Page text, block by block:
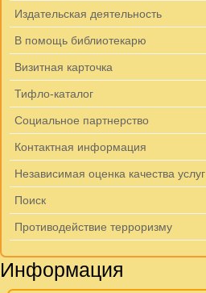
Издательская деятельность
В помощь библиотекарю
Визитная карточка
Тифло-каталог
Социальное партнерство
Контактная информация
Независимая оценка качества услуг
Поиск
Противодействие терроризму
Информация